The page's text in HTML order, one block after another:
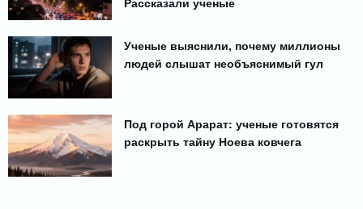
Ученые выяснили, почему миллионы
людей слышат необъяснимый гул
Под горой Арарат: ученые готовятся
раскрыть тайну Ноева ковчега